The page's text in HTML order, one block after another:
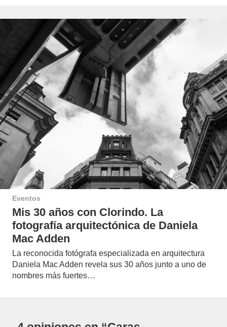
Eventos
Mis 30 años con Clorindo. La
fotografía arquitectónica de Daniela
Mac Adden
La reconocida fotógrafa especializada en arquitectura
Daniela Mac Adden revela sus 30 años junto a uno de
nombres más fuertes…